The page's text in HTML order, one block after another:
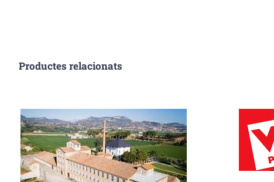
Productes relacionats